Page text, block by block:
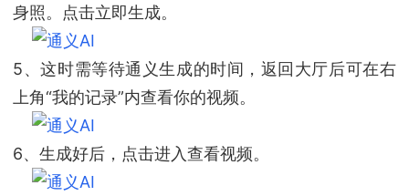
身照。点击立即生成。
5、这时需等待通义生成的时间，返回大厅后可在右
上角“我的记录”内查看你的视频。
6、生成好后，点击进入查看视频。